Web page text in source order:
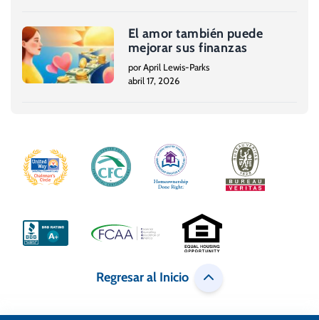
El amor también puede
mejorar sus finanzas
por April Lewis-Parks
abril 17, 2026
Regresar al Inicio